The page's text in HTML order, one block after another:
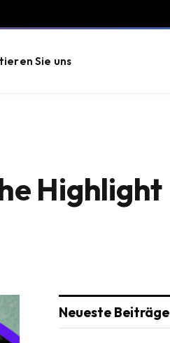
Sie uns
Highlight
Neueste Beiträge